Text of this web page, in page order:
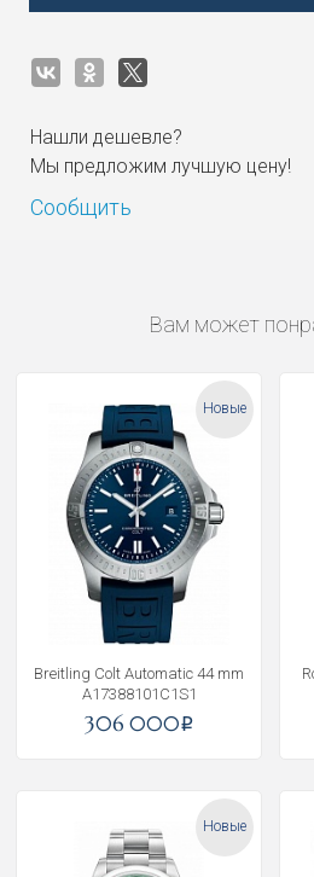
Нашли дешевле?
Мы предложим лучшую цену!
Сообщить
Вам может
Новые
Breitling Colt Automatic 44 mm
A17388101C1S1
306 000i
Новые